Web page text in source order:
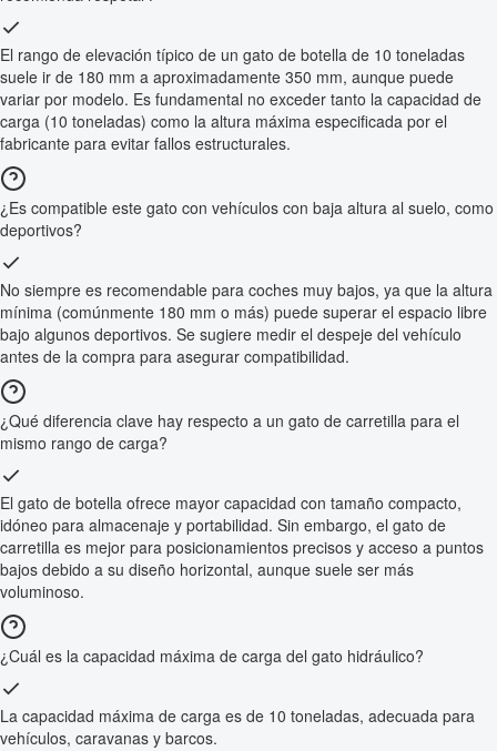
El rango de elevación típico de un gato de botella de 10 toneladas
suele ir de 180 mm a aproximadamente 350 mm, aunque puede
variar por modelo. Es fundamental no exceder tanto la capacidad de
carga (10 toneladas) como la altura máxima especificada por el
fabricante para evitar fallos estructurales.
¿Es compatible este gato con vehículos con baja altura al suelo, como
deportivos?
No siempre es recomendable para coches muy bajos, ya que la altura
mínima (comúnmente 180 mm o más) puede superar el espacio libre
bajo algunos deportivos. Se sugiere medir el despeje del vehículo
antes de la compra para asegurar compatibilidad.
¿Qué diferencia clave hay respecto a un gato de carretilla para el
mismo rango de carga?
El gato de botella ofrece mayor capacidad con tamaño compacto,
idóneo para almacenaje y portabilidad. Sin embargo, el gato de
carretilla es mejor para posicionamientos precisos y acceso a puntos
bajos debido a su diseño horizontal, aunque suele ser más
voluminoso.
¿Cuál es la capacidad máxima de carga del gato hidráulico?
La capacidad máxima de carga es de 10 toneladas, adecuada para
vehículos, caravanas y barcos.